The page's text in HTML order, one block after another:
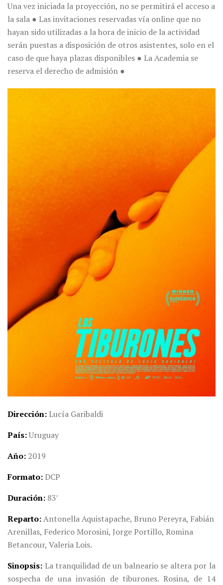
Una vez iniciada la proyección, no se permitirá el acceso a
la sala ● Las invitaciones reservadas vía online que no
hayan sido utilizadas a la hora de inicio de la actividad
serán puestas a disposición de otros asistentes, solo en el
caso de que haya plazas disponibles ● La Academia se
reserva el derecho de admisión ●
Dirección Lucía Garibaldi
País Uruguay
Año 2019
Formato DCP
Duración 83′
Reparto Antonella Aquistapache, Bruno Pereyra, Fabián
Arenillas, Federico Morosini, Jorge Portillo, Romina
Betancour, Valeria Lois.
Sinopsis La tranquilidad de un balneario se altera por la
sospecha de una invasión de tiburones. Rosina, de 14